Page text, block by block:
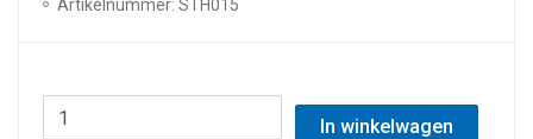
Artikelnummer: STH015
In winkelwagen